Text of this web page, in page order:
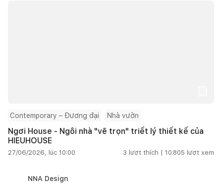
Contemporary – Đương đại Nhà vườn
Ngơi House - Ngôi nhà "vẽ trọn" triết lý thiết kế của
HIEUHOUSE
27/06/2026, lúc 10:00 3 lượt thích | 10.805 lượt xem
NNA Design